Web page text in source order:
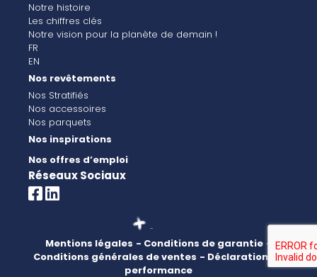
Notre histoire
Les chiffres clés
Notre vision pour la planète de demain !
FR
EN
Nos revêtements
Nos Stratifiés
Nos accessoires
Nos parquets
Nos inspirations
Nos offres d’emploi
Réseaux Sociaux
Mentions légales - Conditions de garantie -
Conditions générales de ventes - Déclaration de
performance